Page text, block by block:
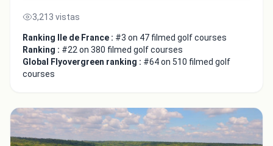
3,213 vistas
Ranking Ile de France : #3 on 47 filmed golf courses
Ranking : #22 on 380 filmed golf courses
Global Flyovergreen ranking : #64 on 510 filmed golf
courses